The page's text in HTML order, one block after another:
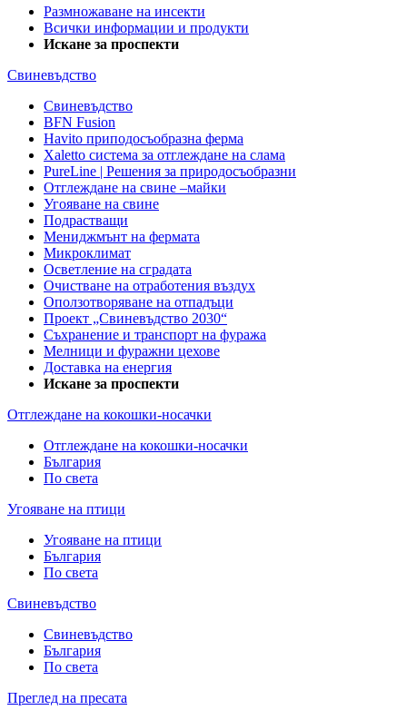
Размножаване на инсекти
Всички информации и продукти
Искане за проспекти
Свиневъдство
Свиневъдство
BFN Fusion
Havito приподосъобразна ферма
Xaletto система за отглеждане на слама
PureLine | Решения за природосъобразни
Отглеждане на свине –майки
Угояване на свине
Подрастващи
Мениджмънт на фермата
Микроклимат
Осветление на сградата
Очистване на отработения въздух
Оползотворяване на отпадъци
Проект „Свиневъдство 2030“
Съхранение и транспорт на фуража
Мелници и фуражни цехове
Доставка на енергия
Искане за проспекти
Отглеждане на кокошки-носачки
Отглеждане на кокошки-носачки
България
По света
Угояване на птици
Угояване на птици
България
По света
Свиневъдство
Свиневъдство
България
По света
Преглед на пресата